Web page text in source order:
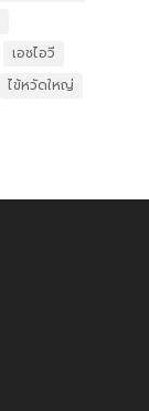
เอชไอวี
ไข้หวัดใหญ่